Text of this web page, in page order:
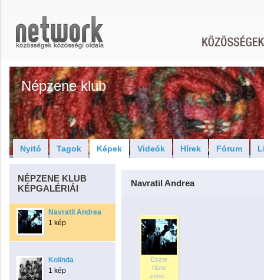
Népzene klub
Nyitó Tagok Képek Videók Hírek Fórum
NÉPZENE KLUB
KÉPGALÉRIÁI
Navratil Andrea
1 kép
Kolinda
1 kép
Navratil Andrea
Eszte
rlánc
zene...